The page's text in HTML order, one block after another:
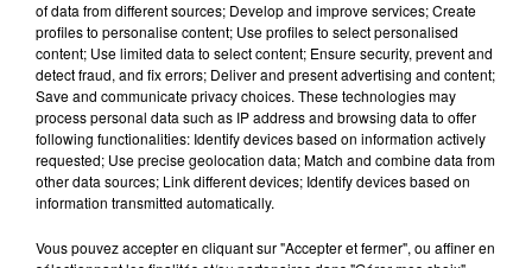
7 août 2026
Tayc et Didi B dévoilent le single le plus
dansant de l’année
session live surprise
of data from different sources; Develop and improve services; Create
profiles to personalise content; Use profiles to select personalised
content; Use limited data to select content; Ensure security, prevent and
detect fraud, and fix errors; Deliver and present advertising and content;
Save and communicate privacy choices. These technologies may
process personal data such as IP address and browsing data to offer
following functionalities: Identify devices based on information actively
requested; Use precise geolocation data; Match and combine data from
other data sources; Link different devices; Identify devices based on
information transmitted automatically.
Vous pouvez accepter en cliquant sur "Accepter et fermer", ou affiner en